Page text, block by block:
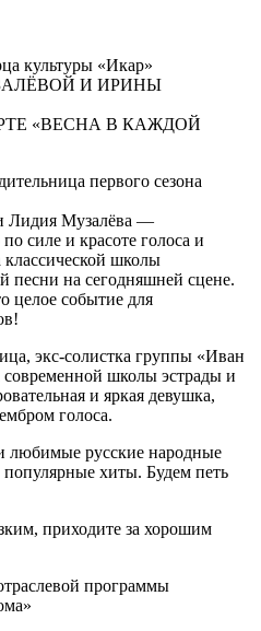
«Икар»
И ИРИНЫ
«ВЕСНА В КАЖДОЙ
первого сезона
Лидия Музалёва —
силе и красоте голоса и
классической школы
песни на сегодняшней сцене.
целое событие для
экс-солистка группы «Иван
школы эстрады и
и яркая девушка,
голоса.
любимые русские народные
хиты. Будем петь
приходите за хорошим
программы